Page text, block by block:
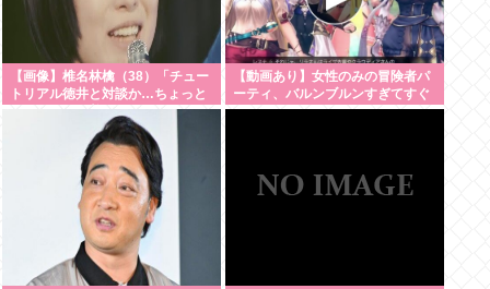
【画像】椎名林檎（38）「チュー
トリアル徳井と対談か…ちょっと
セクシーな服着ていくか」
【Pickup05154359】
【動画あり】女性のみの冒険者パ
ーティ、バルンブルンすぎてすぐ
男に狙われそう